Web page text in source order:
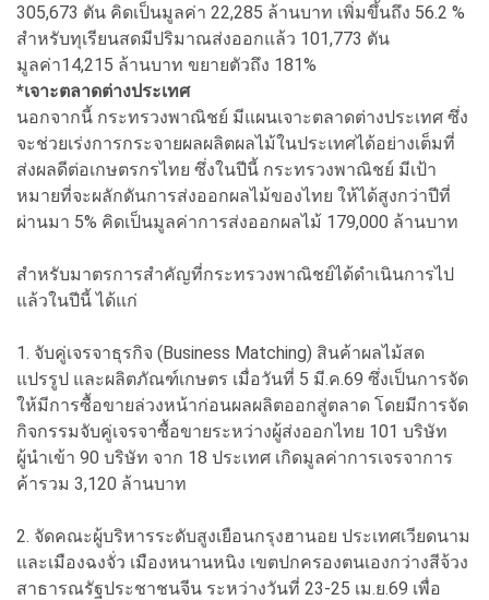
305,673 ตัน คิดเป็นมูลค่า 22,285 ล้านบาท เพิ่มขึ้นถึง 56.2 %
สำหรับทุเรียนสดมีปริมาณส่งออกแล้ว 101,773 ตัน
มูลค่า14,215 ล้านบาท ขยายตัวถึง 181%
*เจาะตลาดต่างประเทศ
นอกจากนี้ กระทรวงพาณิชย์ มีแผนเจาะตลาดต่างประเทศ ซึ่ง
จะช่วยเร่งการกระจายผลผลิตผลไม้ในประเทศได้อย่างเต็มที่
ส่งผลดีต่อเกษตรกรไทย ซึ่งในปีนี้ กระทรวงพาณิชย์ มีเป้า
หมายที่จะผลักดันการส่งออกผลไม้ของไทย ให้ได้สูงกว่าปีที่
ผ่านมา 5% คิดเป็นมูลค่าการส่งออกผลไม้ 179,000 ล้านบาท
สำหรับมาตรการสำคัญที่กระทรวงพาณิชย์ได้ดำเนินการไป
แล้วในปีนี้ ได้แก่
1. จับคู่เจรจาธุรกิจ (Business Matching) สินค้าผลไม้สด
แปรรูป และผลิตภัณฑ์เกษตร เมื่อวันที่ 5 มี.ค.69 ซึ่งเป็นการจัด
ให้มีการซื้อขายล่วงหน้าก่อนผลผลิตออกสู่ตลาด โดยมีการจัด
กิจกรรมจับคู่เจรจาซื้อขายระหว่างผู้ส่งออกไทย 101 บริษัท
ผู้นำเข้า 90 บริษัท จาก 18 ประเทศ เกิดมูลค่าการเจรจาการ
ค้ารวม 3,120 ล้านบาท
2. จัดคณะผู้บริหารระดับสูงเยือนกรุงฮานอย ประเทศเวียดนาม
และเมืองฉงจั่ว เมืองหนานหนิง เขตปกครองตนเองกว่างสีจ้วง
สาธารณรัฐประชาชนจีน ระหว่างวันที่ 23-25 เม.ย.69 เพื่อ